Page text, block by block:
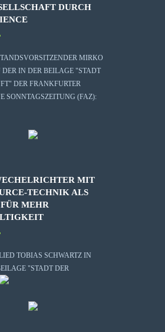
DURCH
MIRKO
IN DER BEILAGE "STADT
DER FRANKFURTER
SONNTAGSZEITUNG (FAZ):
MIT
TECHNIK ALS
MEHR
TOBIAS SCHWARTZ IN
"STADT DER